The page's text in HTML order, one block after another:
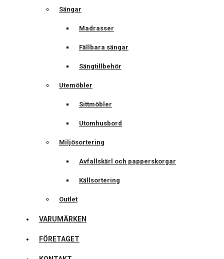
Sängar
Madrasser
Fällbara sängar
Sängtillbehör
Utemöbler
Sittmöbler
Utomhusbord
Miljösortering
Avfallskärl och papperskorgar
Källsortering
Outlet
VARUMÄRKEN
FÖRETAGET